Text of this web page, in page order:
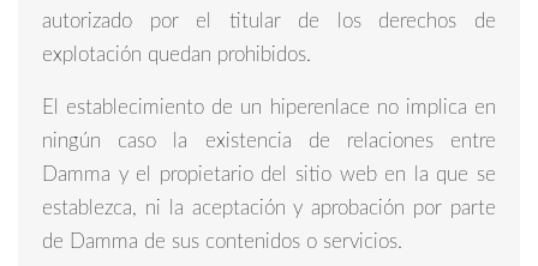
autorizado por el titular de los derechos de
explotación quedan prohibidos.
El establecimiento de un hiperenlace no implica en
ningún caso la existencia de relaciones entre
Damma y el propietario del sitio web en la que se
establezca, ni la aceptación y aprobación por parte
de Damma de sus contenidos o servicios.